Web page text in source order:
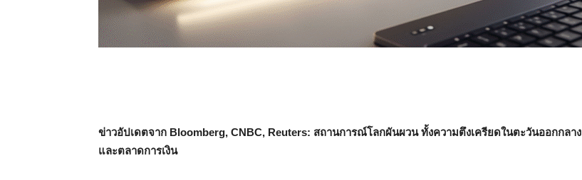
ข่าวอัปเดตจาก Bloomberg, CNBC, Reuters: สถานการณ์โลกผันผวน ทั้งความตึงเครียดในตะวันออกกลาง
และตลาดการเงิน